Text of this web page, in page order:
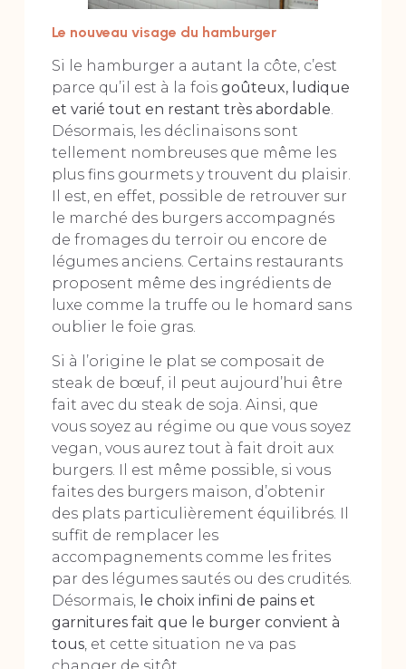
Le nouveau visage du hamburger
Si le hamburger a autant la côte, c’est
parce qu’il est à la fois goûteux, ludique
et varié tout en restant très abordable
Désormais, les déclinaisons sont
tellement nombreuses que même les
plus fins gourmets y trouvent du plaisir.
Il est, en effet, possible de retrouver sur
le marché des burgers accompagnés
de fromages du terroir ou encore de
légumes anciens. Certains restaurants
proposent même des ingrédients de
luxe comme la truffe ou le homard sans
oublier le foie gras.
Si à l’origine le plat se composait de
steak de bœuf, il peut aujourd’hui être
fait avec du steak de soja. Ainsi, que
vous soyez au régime ou que vous soyez
vegan, vous aurez tout à fait droit aux
burgers. Il est même possible, si vous
faites des burgers maison, d’obtenir
des plats particulièrement équilibrés. Il
suffit de remplacer les
accompagnements comme les frites
par des légumes sautés ou des crudités.
Désormais, le choix infini de pains et
garnitures fait que le burger convient à
tous, et cette situation ne va pas